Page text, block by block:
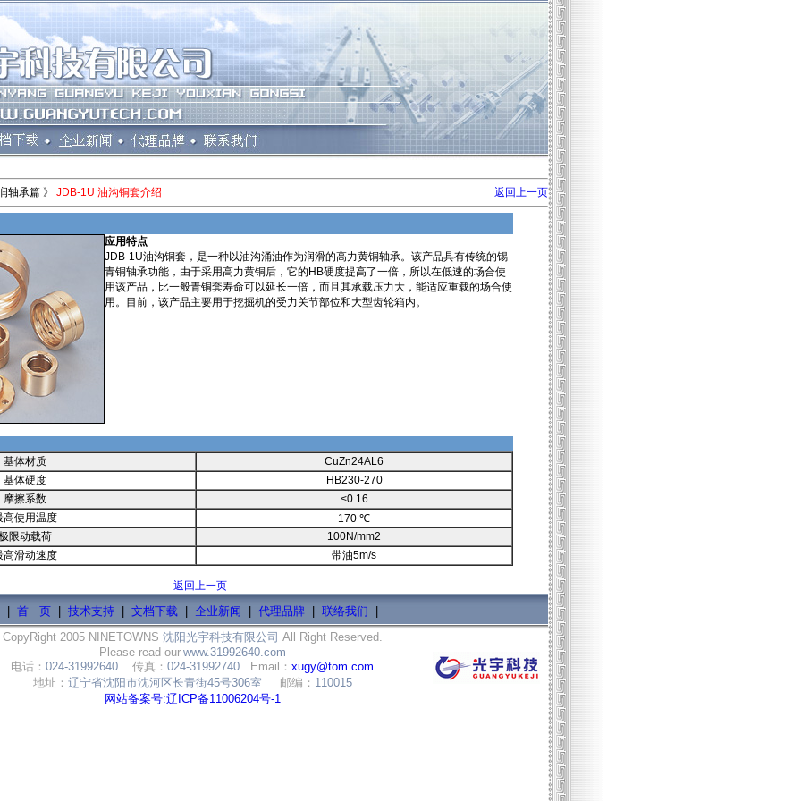
轴承篇 》 JDB-1U 油沟铜套介绍 返回上一页
应用特点
JDB-1U油沟铜套，是一种以油沟涌油作为润滑的高力黄铜轴承。该产品具有传统的锡
青铜轴承功能，由于采用高力黄铜后，它的HB硬度提高了一倍，所以在低速的场合使
用该产品，比一般青铜套寿命可以延长一倍，而且其承载压力大，能适应重载的场合使
用。目前，该产品主要用于挖掘机的受力关节部位和大型齿轮箱内。
基体材质
CuZn24AL6
基体硬度
HB230-270
摩擦系数
<0.16
高使用温度
170 ℃
限动载荷
100N/mm2
高滑动速度
带油5m/s
返回上一页
首 页| 技术支持| 文档下载| 企业新闻 代理品牌 联络我们
CopyRight 2005 NINETOWNS 沈阳光宇科技有限公司 All Right Reserved.
Please read our www.31992640.com
电话： 024-31992640 传真： 024-31992740 Email： xugy@tom.com
地址： 辽宁省沈阳市沈河区长青街45号306室 邮编： 110015
网站备案号:辽ICP备11006204号-1